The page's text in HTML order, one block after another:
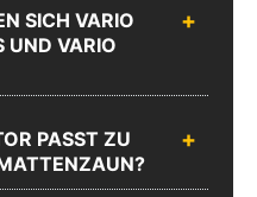
SICH VARIO
UND VARIO
PASST ZU